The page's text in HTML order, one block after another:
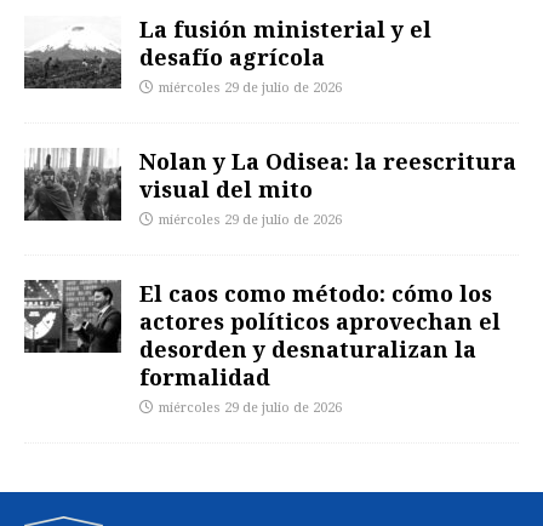
La fusión ministerial y el
desafío agrícola
miércoles 29 de julio de 2026
Nolan y La Odisea: la reescritura
visual del mito
miércoles 29 de julio de 2026
El caos como método: cómo los
actores políticos aprovechan el
desorden y desnaturalizan la
formalidad
miércoles 29 de julio de 2026